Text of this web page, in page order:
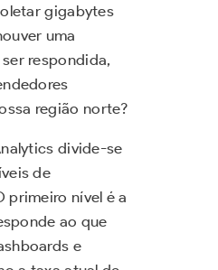
gigabytes
uma
respondida,
região norte?
divide-se
de
primeiro nível é a
ao que
e